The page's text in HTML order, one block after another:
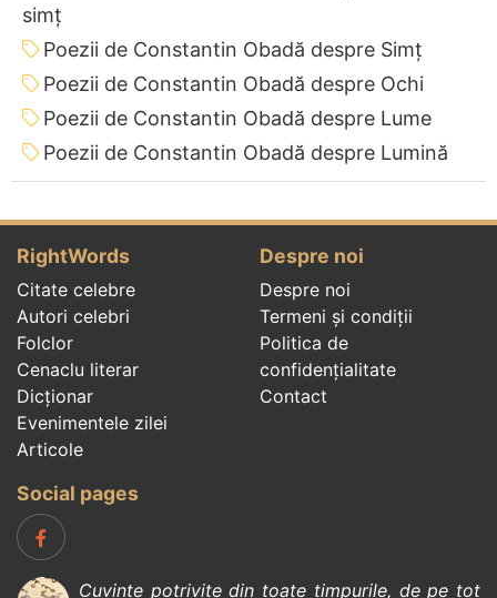
simț
Poezii de Constantin Obadă despre Simț
Poezii de Constantin Obadă despre Ochi
Poezii de Constantin Obadă despre Lume
Poezii de Constantin Obadă despre Lumină
RightWords
Citate celebre
Autori celebri
Folclor
Cenaclu literar
Dicționar
Evenimentele zilei
Articole
Despre noi
Despre noi
Termeni și condiții
Politica de
confidenţialitate
Contact
Social pages
Cuvinte potrivite din toate timpurile, de pe tot